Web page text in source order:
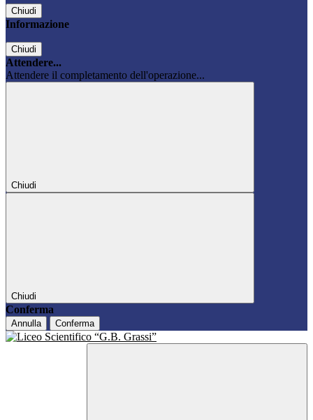
Chiudi
Informazione
Chiudi
Attendere...
Attendere il completamento dell'operazione...
Chiudi
Chiudi
Conferma
Annulla Conferma